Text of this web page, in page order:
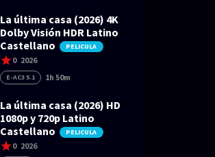
La última casa (2026) 4K
Dolby Visión HDR Latino
Castellano
PELICULA
0 2026
E-AC3 5.1 1h 50m
La última casa (2026) HD
1080p y 720p Latino
Castellano
PELICULA
0 2026